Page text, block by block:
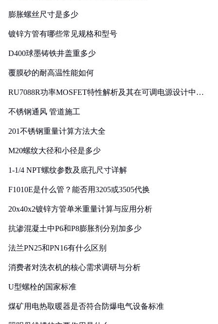
膨胀螺丝尺寸是多少
镀锌方管有哪些常见规格和型号
D400球墨铸铁井盖重多少
覆膜砂的耐高温性能如何
RU7088R功率MOSFET特性解析及其在可调电源设计中的
不锈钢通风 管道施工
201不锈钢重量计算方法大全
M20螺纹大径和小径是多少
1-1/4 NPT螺纹参数及底孔尺寸详解
F1010E是什么管？能否用3205或3505代换
20x40x2镀锌方管单米重量计算与应用分析
抗渗混凝土中P6和P8膨胀剂分别加多少
法兰PN25和PN16有什么区别
消费者对洗衣机的核心需求调研与分析
U型螺栓的国家标准
煤矿用电热取暖器是否符合防爆电气设备标准